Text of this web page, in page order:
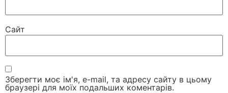
Сайт
Зберегти моє ім'я, e-mail, та адресу сайту в цьому
браузері для моїх подальших коментарів.